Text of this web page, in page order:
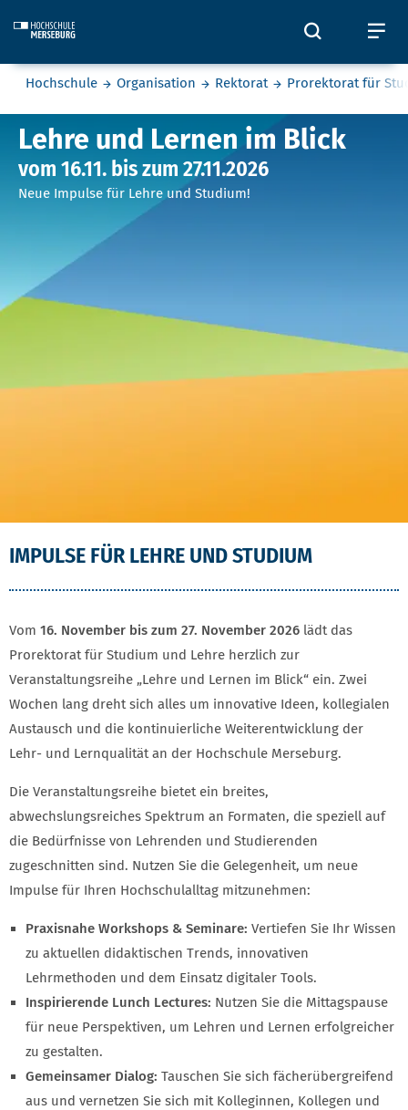
Öffnet
Sie befinden sich hier:
Hochschule Organisation Rektorat Prorektorat für
Lehre und Lernen im Blick
Lehre und Lernen im Blick
vom 16.11. bis zum 27.11.2026
Neue Impulse für Lehre und Studium!
IMPULSE FÜR LEHRE UND STUDIUM
IMPULSE FÜR LEHRE UND STUDIUM
Vom 16. November bis zum 27. November 2026 lädt das
Prorektorat für Studium und Lehre herzlich zur
Veranstaltungsreihe „Lehre und Lernen im Blick“ ein. Zwei
Wochen lang dreht sich alles um innovative Ideen, kollegialen
Austausch und die kontinuierliche Weiterentwicklung der
Lehr- und Lernqualität an der Hochschule Merseburg.
Die Veranstaltungsreihe bietet ein breites,
abwechslungsreiches Spektrum an Formaten, die speziell auf
die Bedürfnisse von Lehrenden und Studierenden
zugeschnitten sind. Nutzen Sie die Gelegenheit, um neue
Impulse für Ihren Hochschulalltag mitzunehmen:
Praxisnahe Workshops & Seminare: Vertiefen Sie Ihr Wissen
zu aktuellen didaktischen Trends, innovativen
Lehrmethoden und dem Einsatz digitaler Tools.
Inspirierende Lunch Lectures: Nutzen Sie die Mittagspause
für neue Perspektiven, um Lehren und Lernen erfolgreicher
zu gestalten.
Gemeinsamer Dialog: Tauschen Sie sich fächerübergreifend
aus und vernetzen Sie sich mit Kolleginnen, Kollegen und